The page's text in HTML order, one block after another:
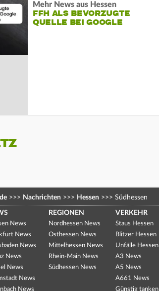
Mehr News aus Hessen
FFH ALS BEVORZUGTE
QUELLE BEI GOOGLE
>>> Nachrichten >>> Hessen >>> Südhessen
News
News
News
News
News
News
News
REGIONEN
Nordhessen News
Osthessen News
Mittelhessen News
Rhein-Main News
Südhessen News
VERKEHR
Staus Hessen
Blitzer Hessen
Unfälle Hessen
A3 News
A5 News
A661 News
Günstig tanken